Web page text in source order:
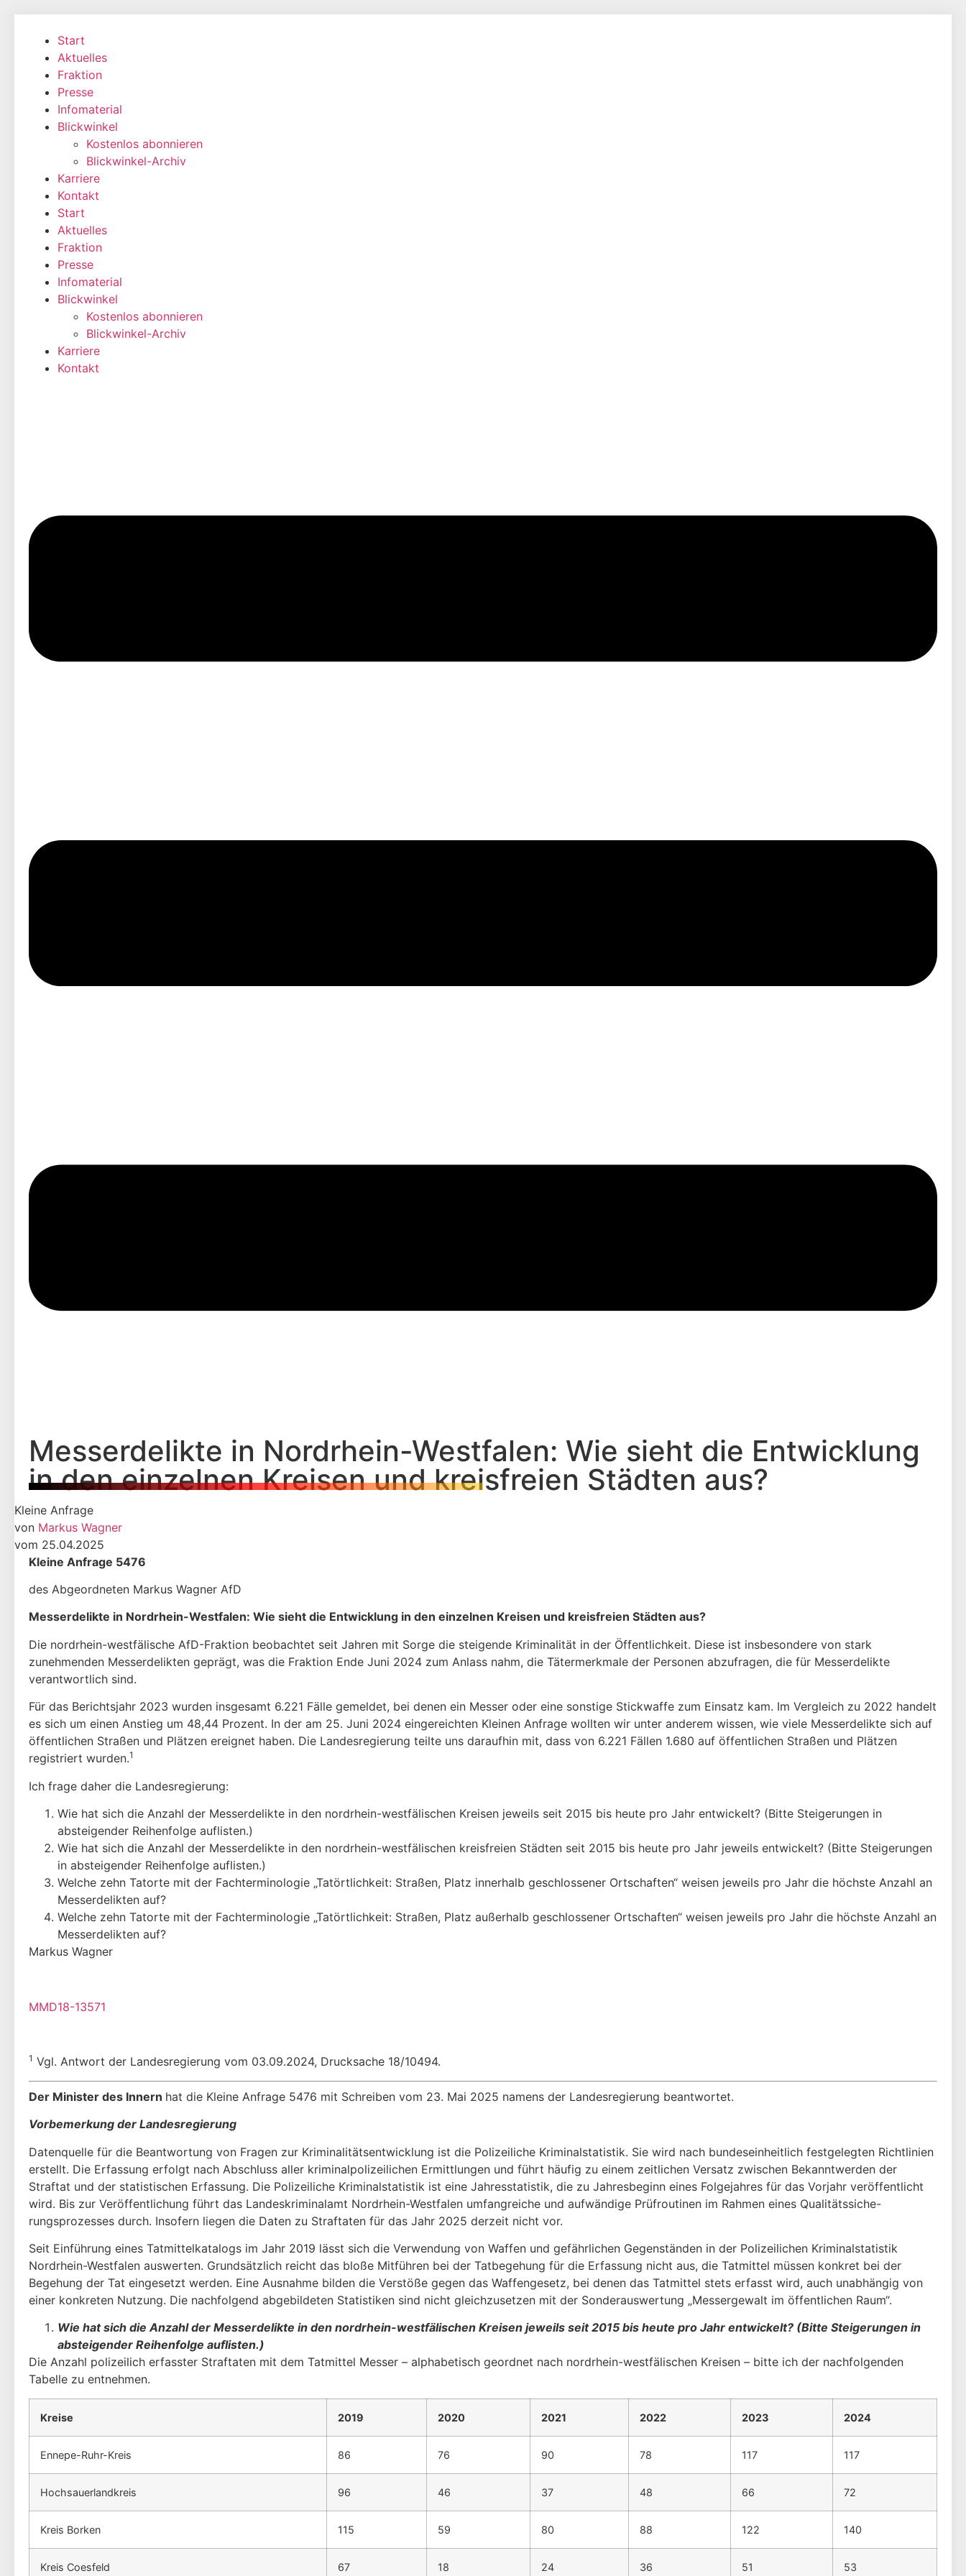
wechseln
Start
Aktuelles
Fraktion
Presse
Infomaterial
Blickwinkel
Kostenlos abonnieren
Blickwinkel-Archiv
Karriere
Kontakt
Start
Aktuelles
Fraktion
Presse
Infomaterial
Blickwinkel
Kostenlos abonnieren
Blickwinkel-Archiv
Karriere
Kontakt
Messerdelikte in Nordrhein-Westfalen: Wie sieht die Entwicklung
in den einzelnen Kreisen und kreisfreien Städten aus?
Kleine Anfrage
von Markus Wagner
vom 25.04.2025
Kleine Anfrage 5476
des Abgeordneten Markus Wagner AfD
Messerdelikte in Nordrhein-Westfalen: Wie sieht die Entwicklung in den einzelnen Kreisen und kreisfreien Städten aus?
Die nordrhein-westfälische AfD-Fraktion beobachtet seit Jahren mit Sorge die steigende Kriminalität in der Öffentlichkeit. Diese ist insbesondere von stark
zunehmenden Messerdelikten geprägt, was die Fraktion Ende Juni 2024 zum Anlass nahm, die Tätermerkmale der Personen abzufragen, die für Messerdelikte
verantwortlich sind.
Für das Berichtsjahr 2023 wurden insgesamt 6.221 Fälle gemeldet, bei denen ein Messer oder eine sonstige Stickwaffe zum Einsatz kam. Im Vergleich zu 2022 handelt
es sich um einen Anstieg um 48,44 Prozent. In der am 25. Juni 2024 eingereichten Kleinen Anfrage wollten wir unter anderem wissen, wie viele Messerdelikte sich auf
öffentlichen Straßen und Plätzen ereignet haben. Die Landesregierung teilte uns daraufhin mit, dass von 6.221 Fällen 1.680 auf öffentlichen Straßen und Plätzen
registriert wurden.1
Ich frage daher die Landesregierung:
Wie hat sich die Anzahl der Messerdelikte in den nordrhein-westfälischen Kreisen jeweils seit 2015 bis heute pro Jahr entwickelt? (Bitte Steigerungen in
absteigender Reihenfolge auflisten.)
Wie hat sich die Anzahl der Messerdelikte in den nordrhein-westfälischen kreisfreien Städten seit 2015 bis heute pro Jahr jeweils entwickelt? (Bitte Steigerungen
in absteigender Reihenfolge auflisten.)
Welche zehn Tatorte mit der Fachterminologie „Tatörtlichkeit: Straßen, Platz innerhalb geschlossener Ortschaften“ weisen jeweils pro Jahr die höchste Anzahl an
Messerdelikten auf?
Welche zehn Tatorte mit der Fachterminologie „Tatörtlichkeit: Straßen, Platz außerhalb geschlossener Ortschaften“ weisen jeweils pro Jahr die höchste Anzahl an
Messerdelikten auf?
Markus Wagner
MMD18-13571
1 Vgl. Antwort der Landesregierung vom 03.09.2024, Drucksache 18/10494.
Der Minister des Innern hat die Kleine Anfrage 5476 mit Schreiben vom 23. Mai 2025 namens der Landesregierung beantwortet.
Vorbemerkung der Landesregierung
Datenquelle für die Beantwortung von Fragen zur Kriminalitätsentwicklung ist die Polizeiliche Kriminalstatistik. Sie wird nach bundeseinheitlich festgelegten Richtlinien
erstellt. Die Erfas­sung erfolgt nach Abschluss aller kriminalpolizeilichen Ermittlungen und führt häufig zu einem zeitlichen Versatz zwischen Bekanntwerden der
Straftat und der statistischen Erfassung. Die Polizeiliche Kriminalstatistik ist eine Jahresstatistik, die zu Jahresbeginn eines Folgejahres für das Vorjahr veröffentlicht
wird. Bis zur Veröffentlichung führt das Landeskriminalamt Nord­rhein-Westfalen umfangreiche und aufwändige Prüfroutinen im Rahmen eines Qualitätssiche-
rungsprozesses durch. Insofern liegen die Daten zu Straftaten für das Jahr 2025 derzeit nicht vor.
Seit Einführung eines Tatmittelkatalogs im Jahr 2019 lässt sich die Verwendung von Waffen und gefährlichen Gegenständen in der Polizeilichen Kriminalstatistik
Nordrhein-Westfalen aus­werten. Grundsätzlich reicht das bloße Mitführen bei der Tatbegehung für die Erfassung nicht aus, die Tatmittel müssen konkret bei der
Begehung der Tat eingesetzt werden. Eine Aus­nahme bilden die Verstöße gegen das Waffengesetz, bei denen das Tatmittel stets erfasst wird, auch unabhängig von
einer konkreten Nutzung. Die nachfolgend abgebildeten Statistiken sind nicht gleichzusetzen mit der Sonderauswertung „Messergewalt im öffentlichen Raum“.
Wie hat sich die Anzahl der Messerdelikte in den nordrhein-westfälischen Kreisen jeweils seit 2015 bis heute pro Jahr entwickelt? (Bitte Steigerungen in
absteigen­der Reihenfolge auflisten.)
Die Anzahl polizeilich erfasster Straftaten mit dem Tatmittel Messer – alphabetisch geordnet nach nordrhein-westfälischen Kreisen – bitte ich der nachfolgenden
Tabelle zu entnehmen.
Kreise 2019 2020 2021 2022 2023 2024
Ennepe-Ruhr-Kreis 86 76 90 78 117 117
Hochsauerlandkreis 96 46 37 48 66 72
Kreis Borken 115 59 80 88 122 140
Kreis Coesfeld 67 18 24 36 51 53